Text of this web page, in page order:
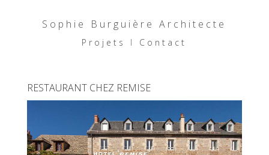
Sophie Burguière Architecte
Projets I Contact
RESTAURANT CHEZ REMISE